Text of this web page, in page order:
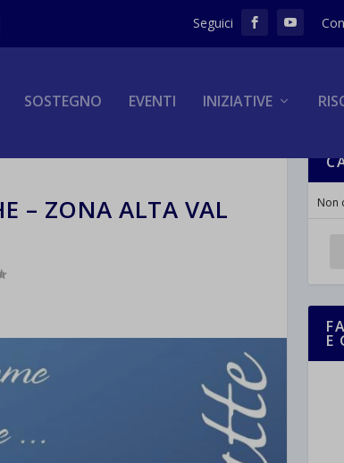
SOSTEGNO EVENTI INIZIATIVE
– ZONA ALTA VAL
Non
E